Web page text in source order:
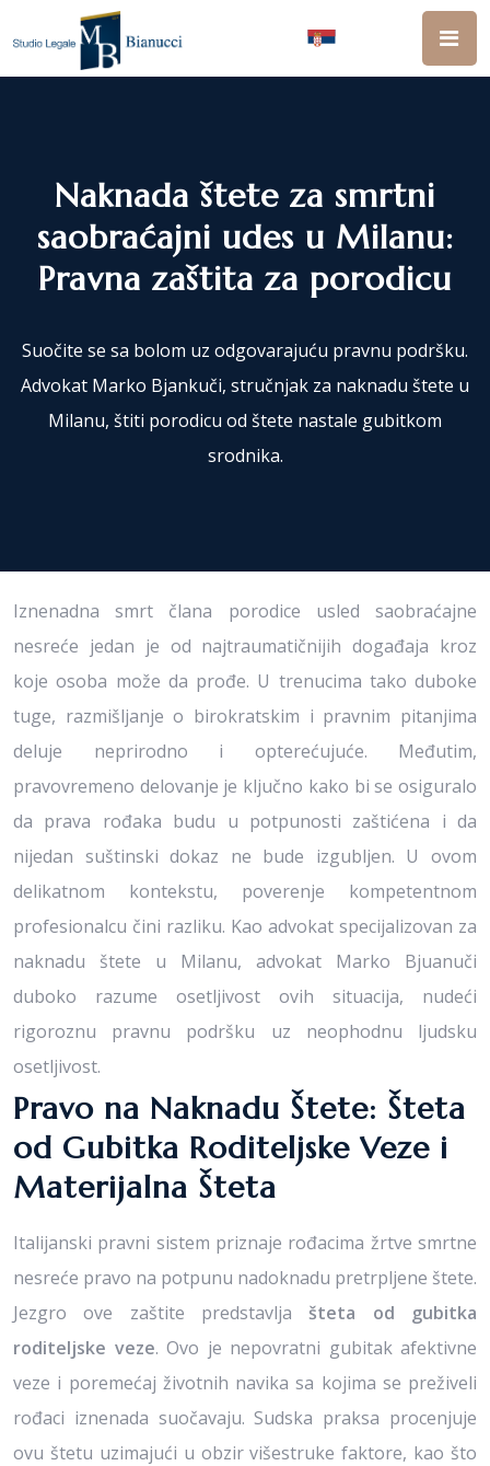
Naknada štete za smrtni
saobraćajni udes u Milanu:
Pravna zaštita za porodicu
Suočite se sa bolom uz odgovarajuću pravnu podršku.
Advokat Marko Bjankuči, stručnjak za naknadu štete u
Milanu, štiti porodicu od štete nastale gubitkom
srodnika.
Iznenadna smrt člana porodice usled saobraćajne
nesreće jedan je od najtraumatičnijih događaja kroz
koje osoba može da prođe. U trenucima tako duboke
tuge, razmišljanje o birokratskim i pravnim pitanjima
deluje neprirodno i opterećujuće. Međutim,
pravovremeno delovanje je ključno kako bi se osiguralo
da prava rođaka budu u potpunosti zaštićena i da
nijedan suštinski dokaz ne bude izgubljen. U ovom
delikatnom kontekstu, poverenje kompetentnom
profesionalcu čini razliku. Kao advokat specijalizovan za
naknadu štete u Milanu, advokat Marko Bjuanuči
duboko razume osetljivost ovih situacija, nudeći
rigoroznu pravnu podršku uz neophodnu ljudsku
osetljivost.
Pravo na Naknadu Štete: Šteta
od Gubitka Roditeljske Veze i
Materijalna Šteta
Italijanski pravni sistem priznaje rođacima žrtve smrtne
nesreće pravo na potpunu nadoknadu pretrpljene štete.
Jezgro ove zaštite predstavljašteta od gubitka
roditeljske veze. Ovo je nepovratni gubitak afektivne
veze i poremećaj životnih navika sa kojima se preživeli
rođaci iznenada suočavaju. Sudska praksa procenjuje
ovu štetu uzimajući u obzir višestruke faktore, kao što